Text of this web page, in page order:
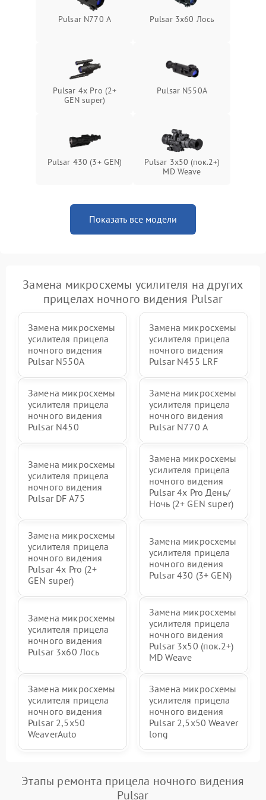
Поломка системы защиты
от замыкания
1000 ₽ Подробнее →
Pulsar N770 А Pulsar 3x60 Лось
Pulsar 4x Pro (2+
GEN super)
Pulsar N550A
Pulsar 430 (3+ GEN)
Pulsar 3x50 (пок.2+)
MD Weave
Показать все модели
Замена микросхемы усилителя на других
прицелах ночного видения Pulsar
Замена микросхемы
усилителя прицела
ночного видения
Pulsar N550A
Замена микросхемы
усилителя прицела
ночного видения
Pulsar N455 LRF
Замена микросхемы
усилителя прицела
ночного видения
Pulsar N450
Замена микросхемы
усилителя прицела
ночного видения
Pulsar N770 А
Замена микросхемы
усилителя прицела
ночного видения
Pulsar DF A75
Замена микросхемы
усилителя прицела
ночного видения
Pulsar 4x Pro День/
Ночь (2+ GEN super)
Замена микросхемы
усилителя прицела
ночного видения
Pulsar 4x Pro (2+
GEN super)
Замена микросхемы
усилителя прицела
ночного видения
Pulsar 430 (3+ GEN)
Замена микросхемы
усилителя прицела
ночного видения
Pulsar 3x60 Лось
Замена микросхемы
усилителя прицела
ночного видения
Pulsar 3x50 (пок.2+)
MD Weave
Замена микросхемы
усилителя прицела
ночного видения
Pulsar 2,5x50
WeaverAuto
Замена микросхемы
усилителя прицела
ночного видения
Pulsar 2,5x50 Weaver
long
Этапы ремонта прицела ночного видения
Pulsar